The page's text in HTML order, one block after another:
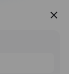
服务推荐